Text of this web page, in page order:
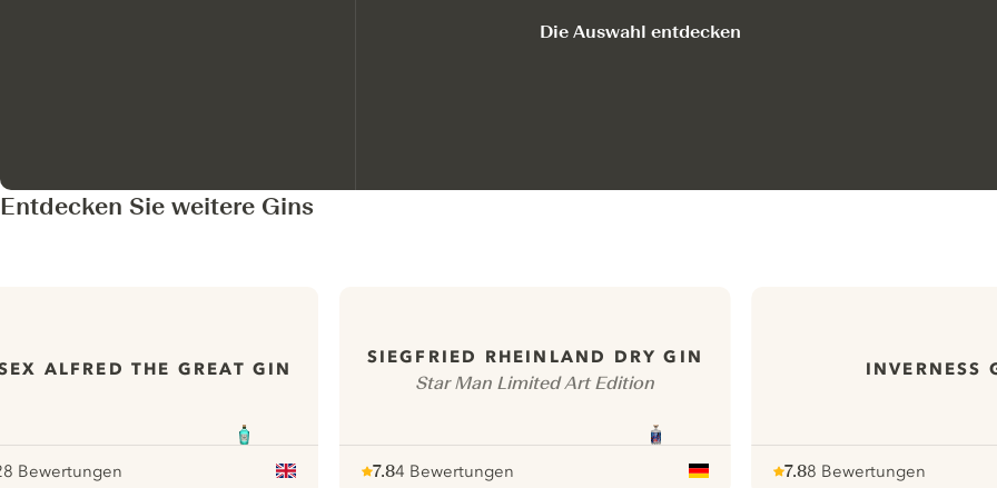
Die Auswahl entdecken
Entdecken Sie weitere Gins
ALFRED THE GREAT GIN
Bewertungen
SIEGFRIED RHEINLAND DRY GIN
Star Man Limited Art Edition
7.84 Bewertungen
INVERNESS
7.88 Bewertungen